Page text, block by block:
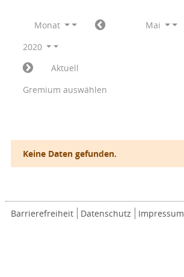
Monat
Mai
2020
Aktuell
Gremium auswählen
Keine Daten gefunden.
Barrierefreiheit Datenschutz Impressum